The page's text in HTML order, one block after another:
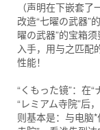
旧版临时
（声明在下嵌套了
改造“七曜の武器”
曜の武器”的宝箱
入手，用与之匹配
性能！
“くもった镜”：在
“レミアム寺院”后
则基本是：与电脑